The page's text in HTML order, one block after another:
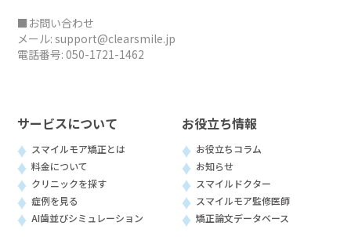
■お問い合わせ
メール: support@clearsmile.jp
電話番号: 050-1721-1462
サービスについて
スマイルモア矯正とは
料金について
クリニックを探す
症例を見る
AI歯並びシミュレーション
お役立ち情報
お役立ちコラム
お知らせ
スマイルドクター
スマイルモア監修医師
矯正論文データベース